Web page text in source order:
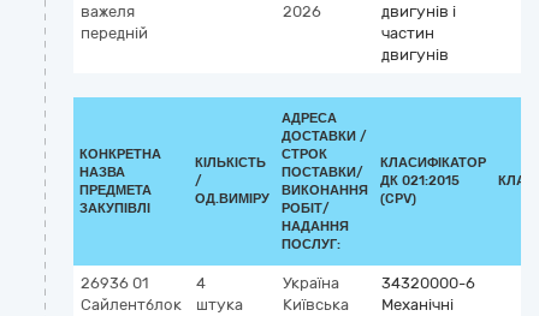
важеля
передній
2026
двигунів і
частин
двигунів
КОНКРЕТНА
НАЗВА
ПРЕДМЕТА
ЗАКУПІВЛІ
КІЛЬКІСТЬ
/
ОД.ВИМІРУ
АДРЕСА
ДОСТАВКИ /
СТРОК
ПОСТАВКИ/
ВИКОНАННЯ
РОБІТ/
НАДАННЯ
ПОСЛУГ:
КЛАСИФІКАТОР
ДК 021:2015
(CPV)
26936 01
Сайлентблок
4
штука
Україна
Київська
34320000-6
Механічні